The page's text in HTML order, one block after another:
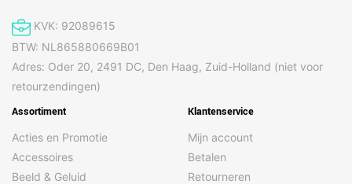
KVK: 92089615
BTW: NL865880669B01
Adres: Oder 20, 2491 DC, Den Haag, Zuid-Holland (niet voor
retourzendingen)
Assortiment
Acties en Promotie
Accessoires
Beeld & Geluid
Klantenservice
Mijn account
Betalen
Retourneren